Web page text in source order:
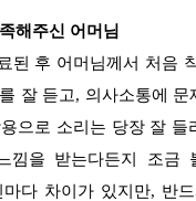
해주신 어머님
된 후 어머님께서 처음
잘 듣고, 의사소통에 문
으로 소리는 당장 잘 들
낌을 받는다든지 조금
마다 차이가 있지만, 반